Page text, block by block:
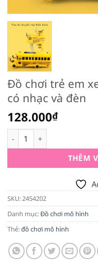
Đồ chơi trẻ em
có nhạc và đèn
128.000₫
Đồ chơi trẻ em xe bus
THÊM
SKU:2454202
Danh mục:Đồ chơi mô hình
Thẻ:đồ chơi mô hình